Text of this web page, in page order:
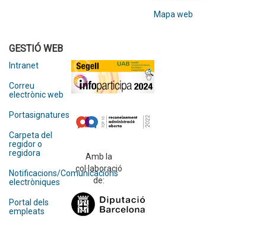
Mapa web
GESTIÓ WEB
Intranet
Correu
electrònic web
Portasignatures
Carpeta del
regidor o
regidora
Notificacions/Comunicacions
electròniques
Portal dels
empleats
Amb la
col·laboració
de: